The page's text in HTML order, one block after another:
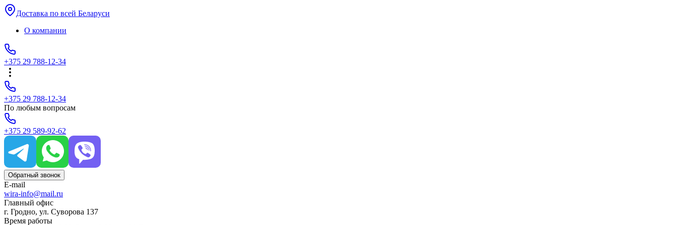
Доставка по всей Беларуси
О компании
+375 29 788-12-34
+375 29 788-12-34
По любым вопросам
+375 29 589-92-62
Обратный звонок
E-mail
wira-info@mail.ru
Главный офис
г. Гродно, ул. Суворова 137
Время работы